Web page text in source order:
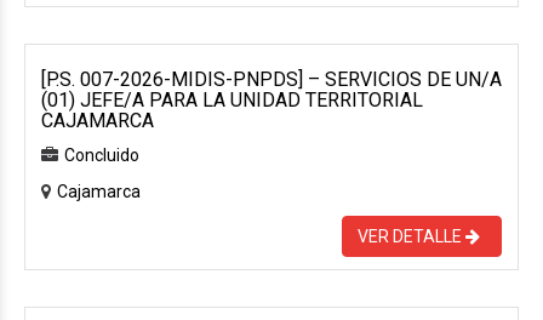
[P.S. 007-2026-MIDIS-PNPDS] – SERVICIOS DE UN/A
(01) JEFE/A PARA LA UNIDAD TERRITORIAL
CAJAMARCA
Concluido
Cajamarca
VER DETALLE